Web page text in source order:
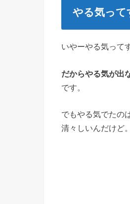
やる気って
いやーやる気って
だからやる気が出
です。
でもやる気でたの
清々しいんだけど。